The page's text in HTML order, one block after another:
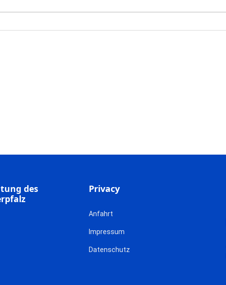
des
Privacy
Anfahrt
Impressum
Datenschutz